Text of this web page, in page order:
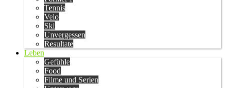
Tennis
Velo
Ski
Unvergessen
Resultate
Leben
Gefühle
Food
Filme und Serien